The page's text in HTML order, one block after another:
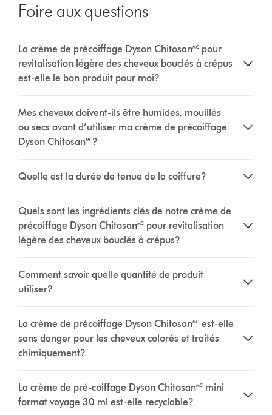
Foire aux questions
La crème de précoiffage Dyson Chitosan🅪 pour
revitalisation légère des cheveux bouclés à crépus
est-elle le bon produit pour moi?
Mes cheveux doivent-ils être humides, mouillés
ou secs avant d’utiliser ma crème de précoiffage
Dyson Chitosan🅪?
Quelle est la durée de tenue de la coiffure?
Quels sont les ingrédients clés de notre crème de
précoiffage Dyson Chitosan🅪 pour revitalisation
légère des cheveux bouclés à crépus?
Comment savoir quelle quantité de produit
utiliser?
La crème de précoiffage Dyson Chitosan🅪 est-elle
sans danger pour les cheveux colorés et traités
chimiquement?
La crème de pré-coiffage Dyson Chitosan🅪 mini
format voyage 30 ml est-elle recyclable?